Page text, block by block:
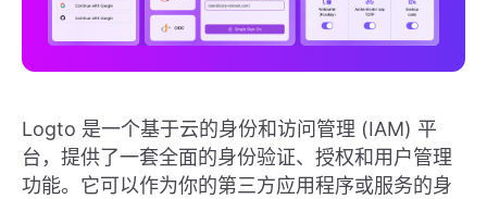
Logto 是一个基于云的身份和访问管理 (IAM) 平
台，提供了一套全面的身份验证、授权和用户管理
功能。它可以作为你的第三方应用程序或服务的身